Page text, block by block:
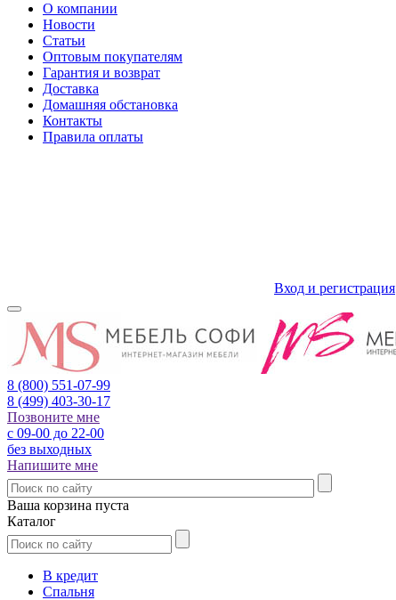
О компании
Новости
Статьи
Оптовым покупателям
Гарантия и возврат
Доставка
Домашняя обстановка
Контакты
Правила оплаты
Вход и регистрация
8 (800) 551-07-99
8 (499) 403-30-17
Позвоните мне
с 09-00 до 22-00
без выходных
Напишите мне
Ваша корзина пуста
Каталог
В кредит
Спальня